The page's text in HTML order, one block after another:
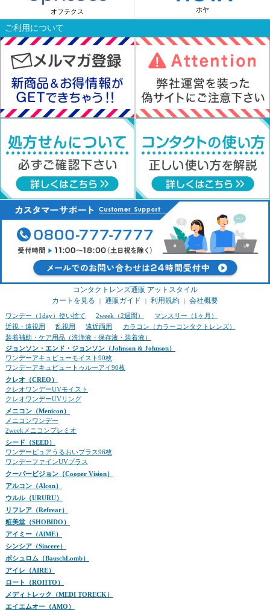
オフテクス ホヤ
ご利用について
コンタクトレンズ通販 アットスタイル
カートを見る ｜ 通販ガイド ｜ 利用規約 ｜ 会社概要
ワンデー（1day）使い捨て 2week（2週間）
マンスリー（1ヶ月）
近視・遠視用
乱視用 遠近両用
カラコン（カラーコンタクトレンズ）
装着補助・ケア用品（洗浄液・保存液・装着液）
ジョンソン・エンド・ジョンソン（Johnson & Johnson）
ワンデーアキュビューモイスト90枚
ワンデーアキュビュートゥルーアイ90枚
クレオ（CREO）
クレオワンデーUVモイスト
クレオワンデーUVリング
メニコン（Menicon）
メニコンワンデー
2weekメニコンプレミオ
シード（SEED）
ワンデーピュアうるおいプラス96枚
ワンデーファインUVプラス
クーパービジョン（Cooper Vision）
アルコン（Alcon）
ウルル（URURU）
リフレア（Refrear）
粧美堂（SHOBIDO）
アイミー（AlME）
シンシア（Sincere）
ボシュロム（BauschLomb）
アイレ（AIRE）
ロート（ROHTO）
メディトレック（MEDI TORECK）
エイエムオー（AMO）